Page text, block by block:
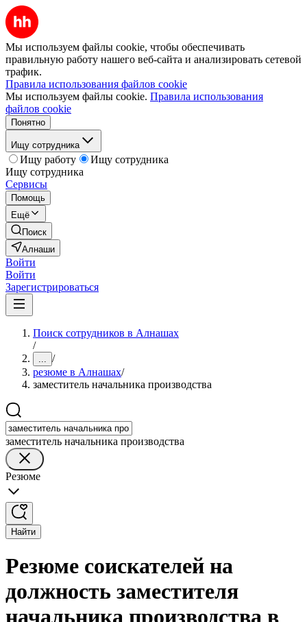
Мы используем файлы cookie, чтобы обеспечивать
правильную работу нашего веб-сайта и анализировать сетевой
трафик.
Правила использования файлов cookie
Мы используем файлы cookie. Правила использования
файлов cookie
Понятно
Ищу сотрудника
Ищу работу
Ищу сотрудника
Ищу сотрудника
Сервисы
Помощь
Ещё
Поиск
Алнаши
Войти
Войти
Зарегистрироваться
Поиск сотрудников в Алнашах
/
... /
резюме в Алнашах/
заместитель начальника производства
заместитель начальника производства
Резюме
Найти
Резюме соискателей на
должность заместителя
начальника производства в